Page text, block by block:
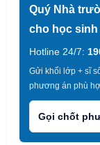
Quý Nhà
cho học sinh
Hotline 24/7:
Gửi khối lớp + sĩ
phương án phù
Gọi chốt